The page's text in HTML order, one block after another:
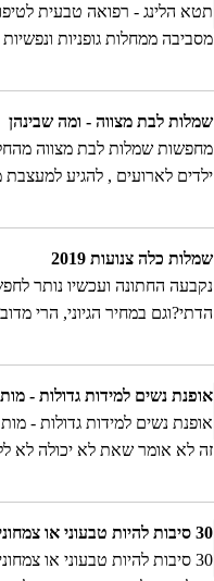
תטא הלינג - רפואה טבעית
שמלות לבת מצווה - ומה שבינהן
מחפשות שמלות לבת מצווה
ילדים לארועים , להגיע
שמלות כלה צנועות 2019
נקבעה החתונה ועכשיו נותר
הדתי?וגם במחיר הגיוני, הרי
אופנת נשים למידות גדולות -
אופנת נשים למידות גדולות -
זה לא אומר שאת לא יכולה לא
30 סיבות להיות טבעוני או צמחוני - תחליטו בעצמכם
30 סיבות להיות טבעוני או